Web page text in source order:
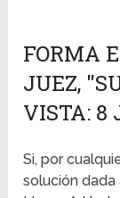
FORMA
JUEZ,
VISTA: 8
Si, por
solución dada